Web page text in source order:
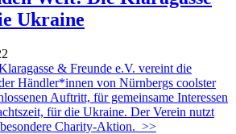
Ukraine
& Freunde e.V. vereint die
Händler*innen von Nürnbergs coolster
Auftritt, für gemeinsame Interessen
für die Ukraine. Der Verein nutzt
Charity-Aktion. >>